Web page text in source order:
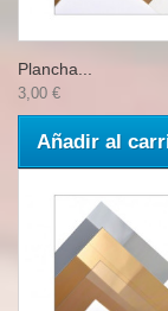
Plancha...
3,00 €
Añadir al